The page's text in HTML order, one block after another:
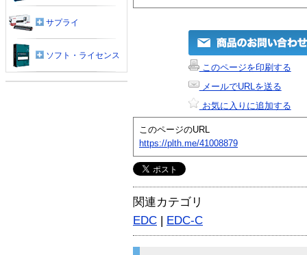
このページを印刷する
メールでURLを送る
お気に入りに追加する
このページのURL
https://plth.me/41008879
関連カテゴリ
EDC | EDC-C
サプライ
ソフト・ライセンス